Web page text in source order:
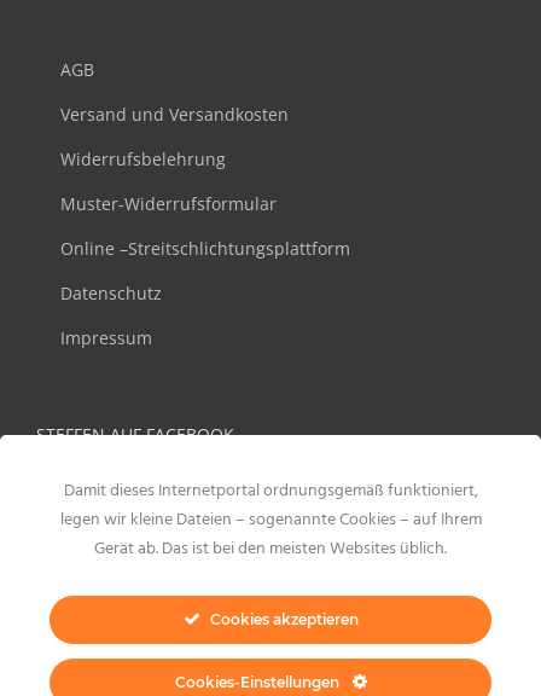
AGB
Versand und Versandkosten
Widerrufsbelehrung
Muster-Widerrufsformular
Online –Streitschlichtungsplattform
Datenschutz
Impressum
STEFFEN AUF FACEBOOK
Damit dieses Internetportal ordnungsgemäß funktioniert,
legen wir kleine Dateien – sogenannte Cookies – auf Ihrem
Gerät ab. Das ist bei den meisten Websites üblich.
Cookies akzeptieren
Cookies-Einstellungen